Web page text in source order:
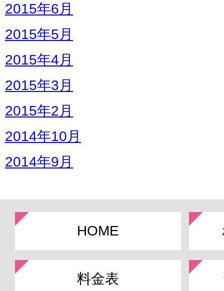
2015年6月
2015年5月
2015年4月
2015年3月
2015年2月
2014年10月
2014年9月
HOME
料金表